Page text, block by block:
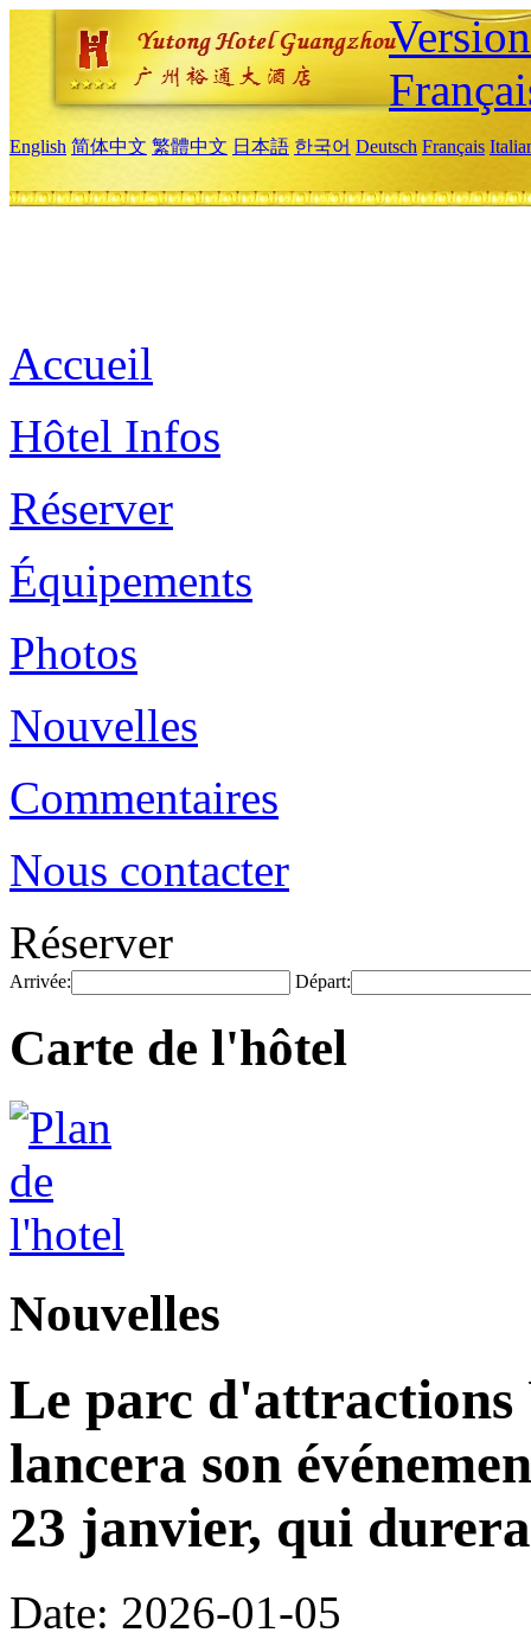
English 简体中文 繁體中文 日本語 한국어 Deutsch Français
Accueil
Hôtel Infos
Réserver
Équipements
Photos
Nouvelles
Commentaires
Nous contacter
Réserver
Arrivée: Départ:
Carte de l'hôtel
Nouvelles
Le parc d'attractions
lancera son
23 janvier, qui
Date: 2026-01-05